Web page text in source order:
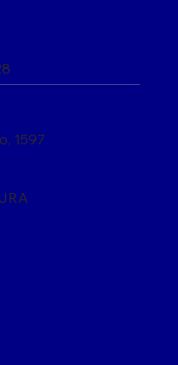
1597